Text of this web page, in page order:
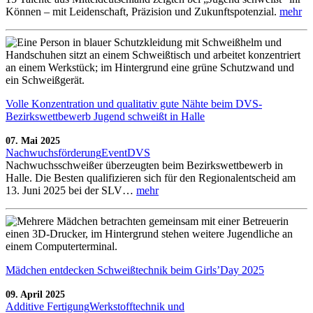
Können – mit Leidenschaft, Präzision und Zukunftspotenzial. mehr
Volle Konzentration und qualitativ gute Nähte beim DVS-
Bezirkswettbewerb Jugend schweißt in Halle
07. Mai 2025
NachwuchsförderungEventDVS
Nachwuchsschweißer überzeugten beim Bezirkswettbewerb in
Halle. Die Besten qualifizieren sich für den Regionalentscheid am
13. Juni 2025 bei der SLV… mehr
Mädchen entdecken Schweißtechnik beim Girls’Day 2025
09. April 2025
Additive FertigungWerkstofftechnik und